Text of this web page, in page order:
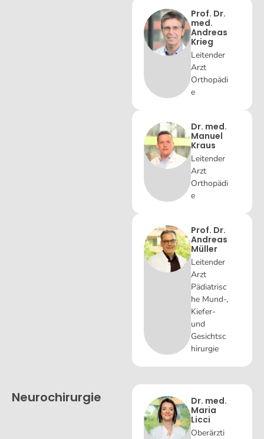
Prof. Dr.
med.
Andreas
Krieg
Leitender
Arzt
Orthopädi
e
Dr. med.
Manuel
Kraus
Leitender
Arzt
Orthopädi
e
Prof. Dr.
Andreas
Müller
Leitender
Arzt
Pädiatrisc
he Mund-,
Kiefer-
und
Gesichtsc
hirurgie
Neurochirurgie
Dr. med.
Maria
Licci
Oberärzti